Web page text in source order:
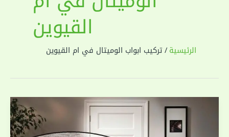
القيوين
الرئيسية تركيب ابواب الوميتال في ام القيوين